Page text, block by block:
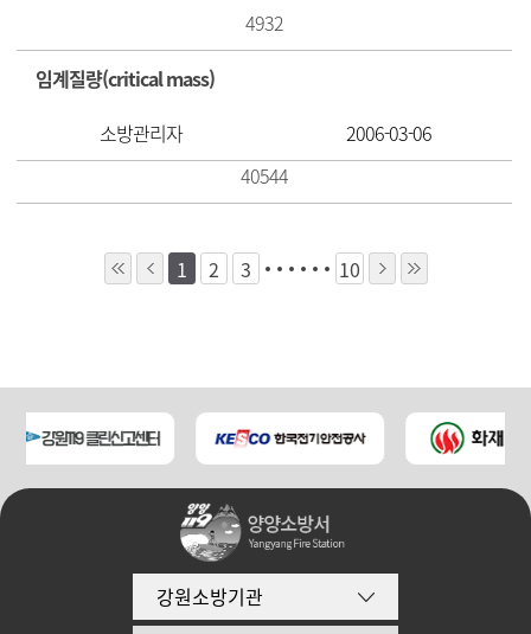
4932
임계질량(critical mass)
소방관리자
2006-03-06
40544
1 2 3 10
강원소방기관